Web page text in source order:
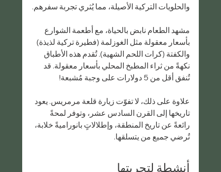
والحلويات التركية الأصيلة، مما يُثري تجربة سفرهم.
مشهد الطعام نابض بالحياة، مع أطعمة الشوارع
بأسعار معقولة مثل الغوزلمة (فطيرة تركية لذيذة)
والكفتة (كرات اللحم الشهية). تُقدم هذه الأطباق
نكهةً من ثراء المطبخ المحلي بأسعار معقولة. قد
تُنفق أقل من 5 دولارات على وجبة مُشبعة!
علاوة على ذلك، لا تفوّت زيارة قلعة مرمريس. يعود
تاريخها إلى القرن السادس عشر، وتوفر لمحةً
رائعةً عن تاريخ المنطقة، وإطلالاتٍ بانوراميةً خلابة،
تُرضي جميع من يتسلقها.
أنشطة لتجربتها